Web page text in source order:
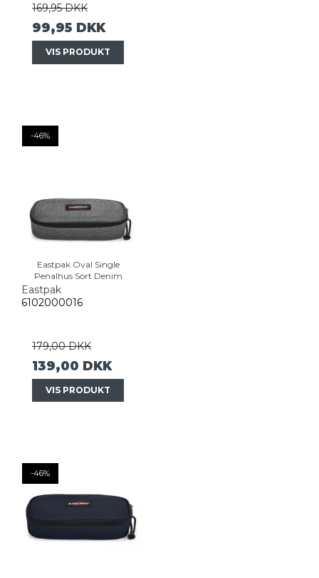
169,95 DKK
99,95 DKK
VIS PRODUKT
-46%
Eastpak Oval Single
Penalhus Sort Denim
Eastpak
6102000016
179,00 DKK
139,00 DKK
VIS PRODUKT
-46%